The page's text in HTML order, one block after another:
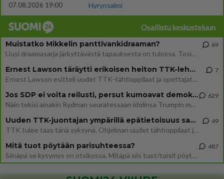
07.08.2026 19:00
Hyrynsalmi
Osallistu keskusteluun
Muistatko Mikkelin panttivankidraaman?
Uusi draamasarja järkyttävästä tapauksesta on tulossa. Tositapahtumiin perustuva sarja ammentaa vuoden 1986 Mikkelin pan
69
Ernest Lawson täräytti erikoisen heiton TTK-lehdistötilaisuudessa: " Onko tässä tarkoituksena...?"
Ernest Lawson esitteli uudet TTK-tähtioppilaat ja opettajat torstaina 6.8. lehdistölle. Tulevalla kaudella on yksi hausk
7
Jos SDP ei voita reilusti, persut kumoavat demokratian Suomesta
Näin tekisi ainakin Rydman seuratessaan idolinsa Trumpin mallia https://www.is.fi/politiikka/art-2000012187244.html
629
Uuden TTK-juontajan ympärillä epätietoisuus sakenee - Nyt MTV hämmentää soppaa
TTK tulee taas tänä syksynä. Ohjelman uudet tähtioppilaat julkistetaan torstaina 6. elokuuta klo 14 alkavassa lehdistö
49
Mitä tuot pöytään parisuhteessa?
Siinäpä se kysymys on otsikossa. Mitäpä siis tuot/toisit pöytään parisuhteessa? Oletko mies vai nainen? Koetko sen mitä
487